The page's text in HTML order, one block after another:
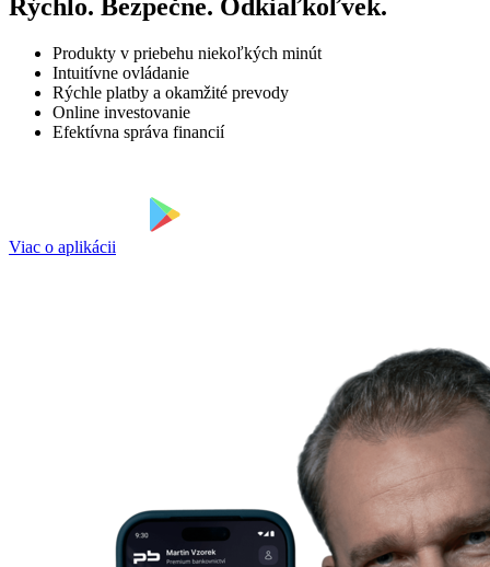
Rýchlo. Bezpečne. Odkiaľkoľvek.
Produkty v priebehu niekoľkých minút
Intuitívne ovládanie
Rýchle platby a okamžité prevody
Online investovanie
Efektívna správa financií
Viac o aplikácii